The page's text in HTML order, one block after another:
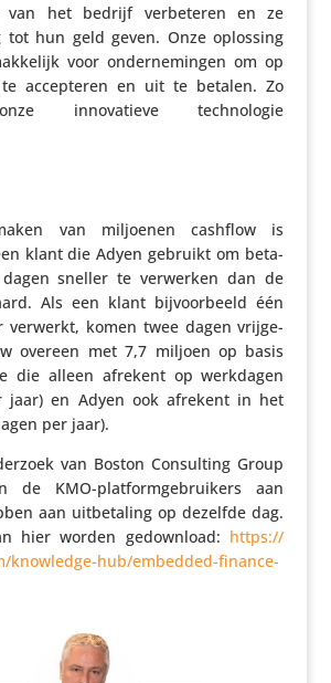
van het bedrijf verbe­teren en ze
tot hun geld geven. Onze oplossing
voor onder­ne­mingen om op
accep­teren en uit te betalen. Zo
inno­va­tieve tech­no­logie
van miljoenen cashflow is
klant die Adyen gebruikt om beta­
sneller te verwerken dan de
Als een klant bijvoor­beeld één
verwerkt, komen twee dagen vrij­ge­
overeen met 7,7 miljoen op basis
die alleen afrekent op werkdagen
jaar) en Adyen ook afrekent in het
per jaar).
van Boston Consul­ting Group
de KMO-plat­form­ge­brui­kers aan
aan uitbe­ta­ling op dezelfde dag.
hier worden gedown­load: https://​
​k​n​o​w​l​e​d​g​e​-​h​u​b​/​e​m​b​e​d​d​e​d​-​f​i​n​a​n​c​e​-​